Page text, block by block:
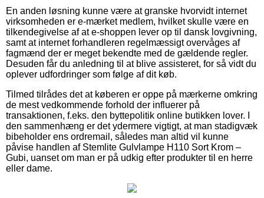
En anden løsning kunne være at granske hvorvidt internet
virksomheden er e-mærket medlem, hvilket skulle være en
tilkendegivelse af at e-shoppen lever op til dansk lovgivning,
samt at internet forhandleren regelmæssigt overvåges af
fagmænd der er meget bekendte med de gældende regler.
Desuden får du anledning til at blive assisteret, for så vidt du
oplever udfordringer som følge af dit køb.
Tilmed tilrådes det at køberen er oppe på mærkerne omkring
de mest vedkommende forhold der influerer på
transaktionen, f.eks. den byttepolitik online butikken lover. I
den sammenhæng er det ydermere vigtigt, at man stadigvæk
bibeholder ens ordremail, således man altid vil kunne
påvise handlen af Stemlite Gulvlampe H110 Sort Krom –
Gubi, uanset om man er på udkig efter produkter til en herre
eller dame.